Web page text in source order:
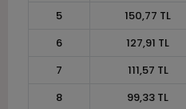
5
150,77 TL
6
127,91 TL
7
111,57 TL
8
99,33 TL